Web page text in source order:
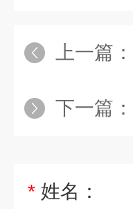
上一篇：
下一篇：
* 姓名：